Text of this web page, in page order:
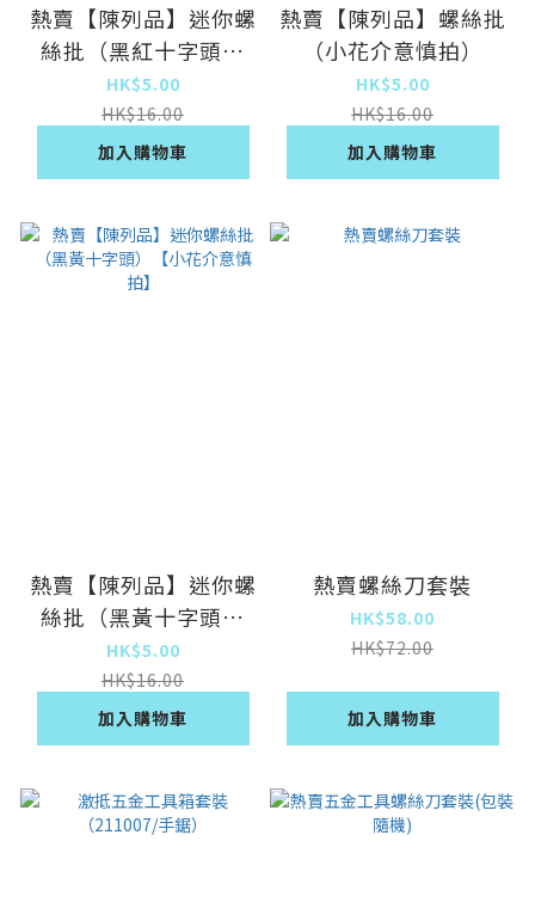
熱賣【陳列品】迷你螺
絲批（黑紅十字頭）
【小花介意慎拍】
HK$5.00
HK$16.00
加入購物車
熱賣【陳列品】螺絲批
（小花介意慎拍）
HK$5.00
HK$16.00
加入購物車
熱賣【陳列品】迷你螺
絲批（黑黃十字頭）
【小花介意慎拍】
HK$5.00
HK$16.00
加入購物車
熱賣螺絲刀套裝
HK$58.00
HK$72.00
加入購物車